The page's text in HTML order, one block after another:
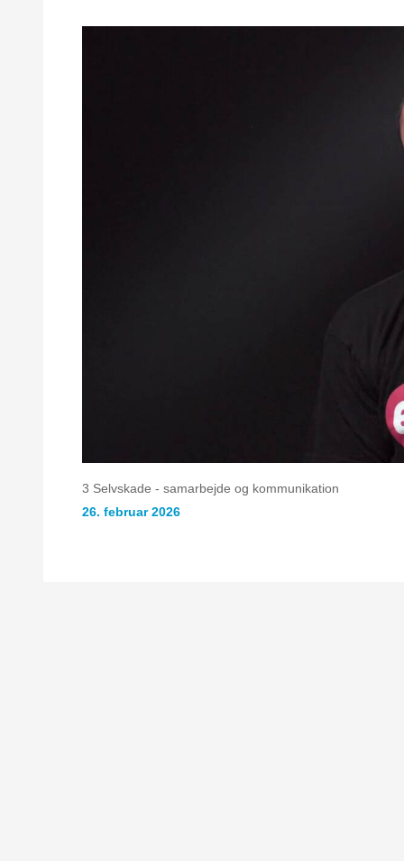
3 Selvskade - samarbejde og kommunikation
26. februar 2026